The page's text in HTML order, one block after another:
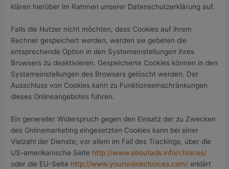
klären hierüber im Rahmen unserer Datenschutzerklärung auf.
Falls die Nutzer nicht möchten, dass Cookies auf ihrem
Rechner gespeichert werden, werden sie gebeten die
entsprechende Option in den Systemeinstellungen ihres
Browsers zu deaktivieren. Gespeicherte Cookies können in den
Systemeinstellungen des Browsers gelöscht werden. Der
Ausschluss von Cookies kann zu Funktionseinschränkungen
dieses Onlineangebotes führen.
Ein genereller Widerspruch gegen den Einsatz der zu Zwecken
des Onlinemarketing eingesetzten Cookies kann bei einer
Vielzahl der Dienste, vor allem im Fall des Trackings, über die
US-amerikanische Seite http://www.aboutads.info/choices/
oder die EU-Seite http://www.youronlinechoices.com/ erklärt